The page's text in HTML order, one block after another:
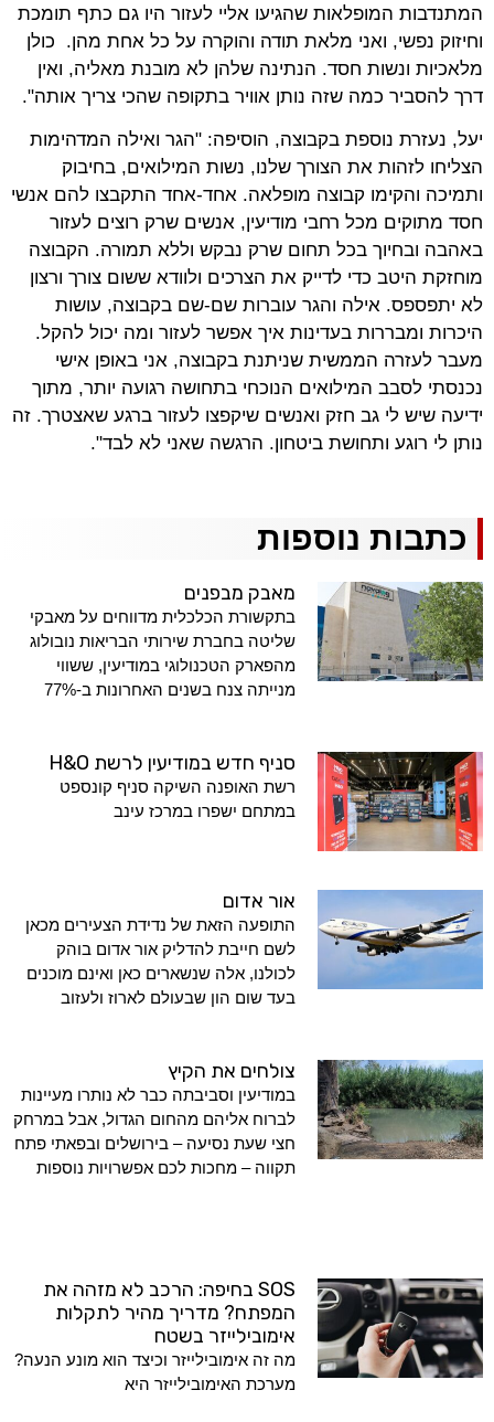
המתנדבות המופלאות שהגיעו אליי לעזור היו גם כתף תומכת
וחיזוק נפשי, ואני מלאת תודה והוקרה על כל אחת מהן. כולן
מלאכיות ונשות חסד. הנתינה שלהן לא מובנת מאליה, ואין
דרך להסביר כמה שזה נותן אוויר בתקופה שהכי צריך אותה".
יעל, נעזרת נוספת בקבוצה, הוסיפה: "הגר ואילה המדהימות
הצליחו לזהות את הצורך שלנו, נשות המילואים, בחיבוק
ותמיכה והקימו קבוצה מופלאה. אחד-אחד התקבצו להם אנשי
חסד מתוקים מכל רחבי מודיעין, אנשים שרק רוצים לעזור
באהבה ובחיוך בכל תחום שרק נבקש וללא תמורה. הקבוצה
מוחזקת היטב כדי לדייק את הצרכים ולוודא ששום צורך ורצון
לא יתפספס. אילה והגר עוברות שם-שם בקבוצה, עושות
היכרות ומבררות בעדינות איך אפשר לעזור ומה יכול להקל.
מעבר לעזרה הממשית שניתנת בקבוצה, אני באופן אישי
נכנסתי לסבב המילואים הנוכחי בתחושה רגועה יותר, מתוך
ידיעה שיש לי גב חזק ואנשים שיקפצו לעזור ברגע שאצטרך. זה
נותן לי רוגע ותחושת ביטחון. הרגשה שאני לא לבד".
כתבות נוספות
מאבק מבפנים
בתקשורת הכלכלית מדווחים על מאבקי
שליטה בחברת שירותי הבריאות נובולוג
מהפארק הטכנולוגי במודיעין, ששווי
מנייתה צנח בשנים האחרונות ב-77%
סניף חדש במודיעין לרשת H&O
רשת האופנה השיקה סניף קונספט
במתחם ישפרו במרכז עינב
אור אדום
התופעה הזאת של נדידת הצעירים מכאן
לשם חייבת להדליק אור אדום בוהק
לכולנו, אלה שנשארים כאן ואינם מוכנים
בעד שום הון שבעולם לארוז ולעזוב
צולחים את הקיץ
במודיעין וסביבתה כבר לא נותרו מעיינות
לברוח אליהם מהחום הגדול, אבל במרחק
חצי שעת נסיעה – בירושלים ובפאתי פתח
תקווה – מחכות לכם אפשרויות נוספות
SOS בחיפה: הרכב לא מזהה את
המפתח? מדריך מהיר לתקלות
אימובילייזר בשטח
מה זה אימובילייזר וכיצד הוא מונע הנעה?
מערכת האימובילייזר היא